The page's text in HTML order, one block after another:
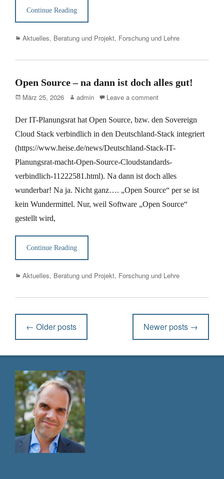
Continue Reading
Categories
Aktuelles, Beratung und Projekt, Forschung und Lehre
Open Source – na dann ist doch alles gut!
Posted
März 25, 2026 Author
admin Leave a comment
Der IT-Planungsrat hat Open Source, bzw. den Sovereign
Cloud Stack verbindlich in den Deutschland-Stack integriert
(https://www.heise.de/news/Deutschland-Stack-IT-
Planungsrat-macht-Open-Source-Cloudstandards-
verbindlich-11222581.html). Na dann ist doch alles
wunderbar! Na ja. Nicht ganz…. „Open Source“ per se ist
kein Wundermittel. Nur, weil Software „Open Source“
gestellt wird,
Continue Reading
Categories
Aktuelles, Beratung und Projekt, Forschung und Lehre
navigation
← Older posts Newer posts →